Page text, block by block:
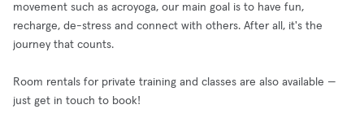
movement such as acroyoga, our main goal is to have fun,
recharge, de-stress and connect with others. After all, it's the
journey that counts.
Room rentals for private training and classes are also available —
just get in touch to book!